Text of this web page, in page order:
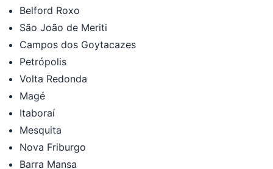
Belford Roxo
São João de Meriti
Campos dos Goytacazes
Petrópolis
Volta Redonda
Magé
Itaboraí
Mesquita
Nova Friburgo
Barra Mansa